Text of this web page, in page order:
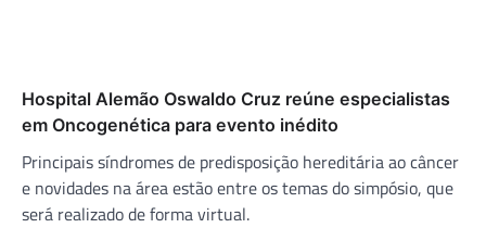
Hospital Alemão Oswaldo Cruz reúne especialistas
em Oncogenética para evento inédito
Principais síndromes de predisposição hereditária ao câncer
e novidades na área estão entre os temas do simpósio, que
será realizado de forma virtual.